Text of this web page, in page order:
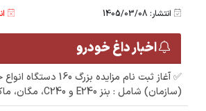
انتشار: 1405/03/08
اخبار داغ خودرو
✅ آغاز ثبت نام مزایده
(سازمان) شامل : بنز E240 و C240، مگان، ماکسیما،هایلوکس و